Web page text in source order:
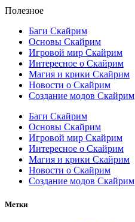
Полезное
Баги Скайрим
Основы Скайрим
Игровой мир Скайрим
Интересное о Скайрим
Магия и крики Скайрим
Новости о Скайрим
Создание модов Скайрим
Баги Скайрим
Основы Скайрим
Игровой мир Скайрим
Интересное о Скайрим
Магия и крики Скайрим
Новости о Скайрим
Создание модов Скайрим
Метки